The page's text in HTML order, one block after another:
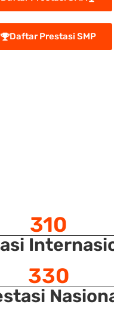
Daftar Prestasi SMP
310
330